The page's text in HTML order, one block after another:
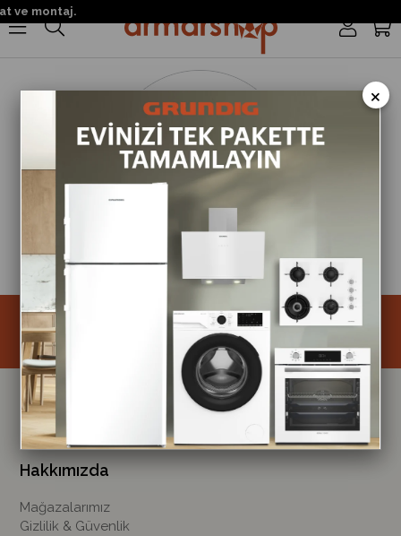
Size Özel Kampanyalar
Hemen Kayıt Ol Fırsatlardan Önce Sen Haberdar Ol!
Takipte Kal
Hakkımızda
Mağazalarımız
Gizlilik & Güvenlik
ve montaj.
×